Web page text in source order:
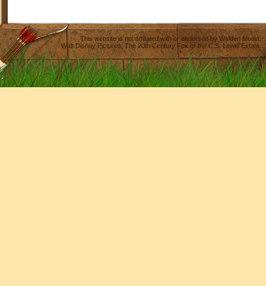
This website is not affiliated with or endorsed byWalden Media
Walt Disney Pictures,The 20th Century Fox or the C.S. Lewis Estate.